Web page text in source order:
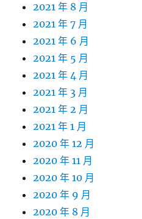
2021 年 8 月
2021 年 7 月
2021 年 6 月
2021 年 5 月
2021 年 4 月
2021 年 3 月
2021 年 2 月
2021 年 1 月
2020 年 12 月
2020 年 11 月
2020 年 10 月
2020 年 9 月
2020 年 8 月